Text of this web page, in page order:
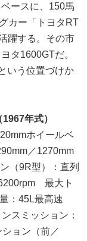
ースに、150馬
カー「トヨタRT
躍する。その市
タ1600GTだ。
いう位置づけか
年式）
ホイールベ
／1270mm
（9R型）：直列
最大ト
：45L︎最高速
スミッション：
ョン（前／